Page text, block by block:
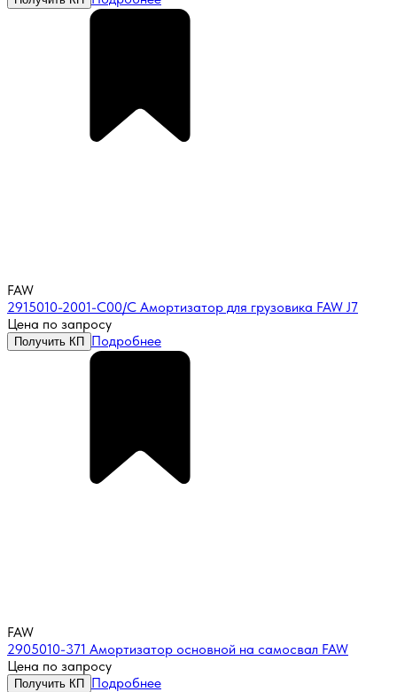
FAW
2915010-2001-C00/C Амортизатор для грузовика FAW J7
Цена по запросу
Получить КП Подробнее
FAW
2905010-371 Амортизатор основной на самосвал FAW
Цена по запросу
Получить КП Подробнее